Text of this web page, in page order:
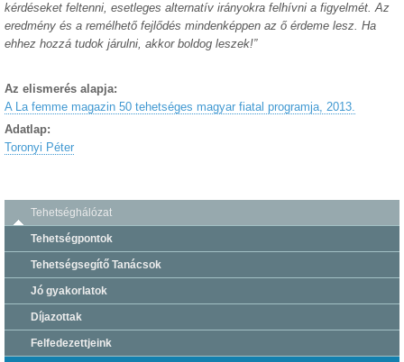
kérdéseket feltenni, esetleges alternatív irányokra felhívni a figyelmét. Az
eredmény és a remélhető fejlődés mindenképpen az ő érdeme lesz. Ha
ehhez hozzá tudok járulni, akkor boldog leszek!”
Az elismerés alapja:
A La femme magazin 50 tehetséges magyar fiatal programja, 2013.
Adatlap:
Toronyi Péter
Tehetséghálózat
Tehetségpontok
Tehetségsegítő Tanácsok
Jó gyakorlatok
Díjazottak
Felfedezettjeink